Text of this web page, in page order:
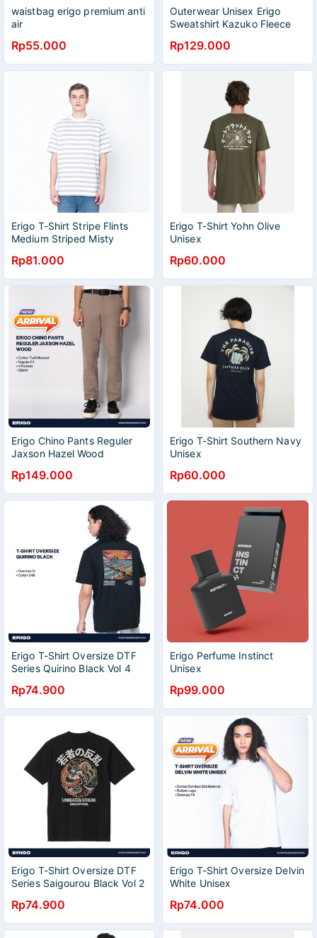
waistbag erigo premium anti
air
Rp55.000
Outerwear Unisex Erigo
Sweatshirt Kazuko Fleece
Rp129.000
Erigo T-Shirt Stripe Flints
Medium Striped Misty
Rp81.000
Erigo T-Shirt Yohn Olive
Unisex
Rp60.000
Erigo Chino Pants Reguler
Jaxson Hazel Wood
Rp149.000
Erigo T-Shirt Southern Navy
Unisex
Rp60.000
Erigo T-Shirt Oversize DTF
Series Quirino Black Vol 4
Rp74.900
Erigo Perfume Instinct
Unisex
Rp99.000
Erigo T-Shirt Oversize DTF
Series Saigourou Black Vol 2
Rp74.900
Erigo T-Shirt Oversize Delvin
White Unisex
Rp74.000